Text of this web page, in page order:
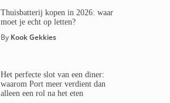
Thuisbatterij kopen in 2026: waar
moet je echt op letten?
By Kook Gekkies
Het perfecte slot van een diner:
waarom Port meer verdient dan
alleen een rol na het eten